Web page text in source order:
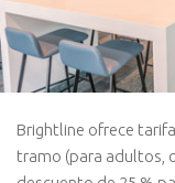
Brightline ofrece
tramo (para adultos,